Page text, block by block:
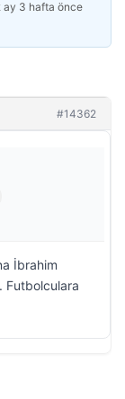
ay 3 hafta önce
#14362
İbrahim
Futbolculara